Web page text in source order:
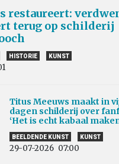
restaureert:
terug op schilderij
HISTORIE KUNST
Titus Meeuws maakt in
dagen schilderij over
‘Het is echt kabaal
BEELDENDE KUNST KUNST
29-07-2026 07:00